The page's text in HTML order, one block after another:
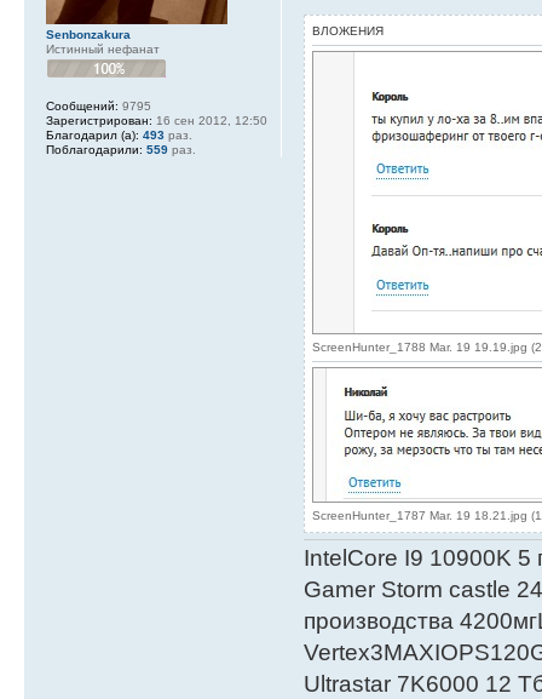
ВЛОЖЕНИЯ
ScreenHunter_1788 Mar. 19 19.19.jpg
ScreenHunter_1787 Mar. 19 18.21.jpg
IntelСore I9 10900K 5
Gamer Storm castle
производства
Ultrastar 7K6000 12
Senbonzakura
Истинный нефанат
Сообщений: 9795
Зарегистрирован: 16 сен 2012, 12:50
Благодарил (а): 493 раз.
Поблагодарили: 559 раз.